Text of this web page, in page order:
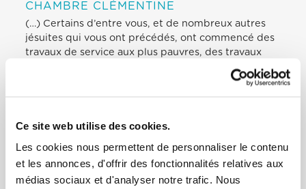
Ce site web utilise des cookies.
Les cookies nous permettent de personnaliser le contenu
et les annonces, d'offrir des fonctionnalités relatives aux
médias sociaux et d'analyser notre trafic. Nous
CHAMBRE CLÉMENTINE
(…) Certains d’entre vous, et de nombreux autres
jésuites qui vous ont précédés, ont commencé des
travaux de service aux plus pauvres, des travaux
d’éducation, une attention aux réfugiés, la défense
des droits de l’homme et des services sociaux dans
renouveau dans une société aux changements
qu’aujourd’hui nous devons aussi mener à bien nos
apostolats. N’arrêtez pas de collaborer sur le net
entre vous et avec d’autres organisations